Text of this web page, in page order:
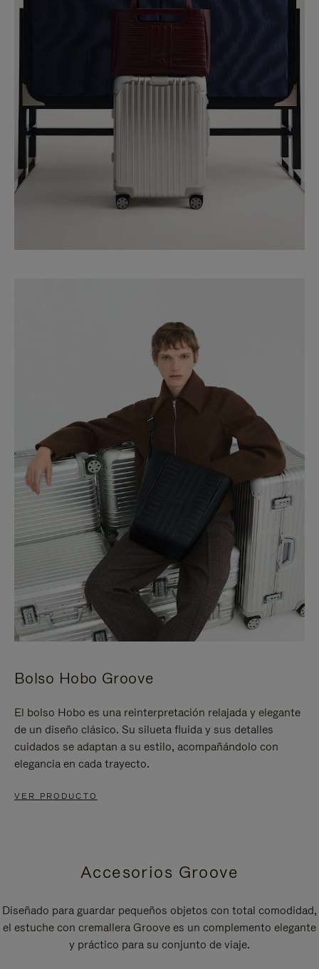
Bolso Hobo Groove
El bolso Hobo es una reinterpretación relajada y elegante
de un diseño clásico. Su silueta fluida y sus detalles
cuidados se adaptan a su estilo, acompañándolo con
elegancia en cada trayecto.
VER PRODUCTO
Accesorios Groove
Diseñado para guardar pequeños objetos con total comodidad,
el estuche con cremallera Groove es un complemento elegante
y práctico para su conjunto de viaje.